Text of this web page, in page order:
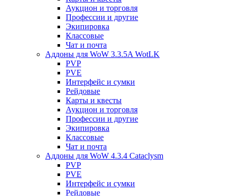
Аукцион и торговля
Профессии и другие
Экипировка
Классовые
Чат и почта
Аддоны для WoW 3.3.5A WotLK
PVP
PVE
Интерфейс и сумки
Рейдовые
Карты и квесты
Аукцион и торговля
Профессии и другие
Экипировка
Классовые
Чат и почта
Аддоны для WoW 4.3.4 Cataclysm
PVP
PVE
Интерфейс и сумки
Рейдовые